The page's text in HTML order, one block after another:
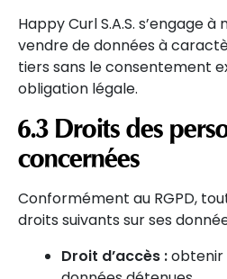
Happy Curl S.A.S. s’engage
vendre de données à
tiers sans le consentement
obligation légale.
6.3 Droits des
concernées
Conformément au RGPD,
droits suivants sur ses
Droit d’accès :obtenir